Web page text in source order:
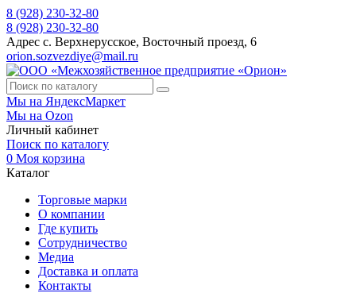
8 (928) 230-32-80
8 (928) 230-32-80
Адрес с. Верхнерусское, Восточный проезд, 6
orion.sozvezdiye@mail.ru
Мы на ЯндексМаркет
Мы на Ozon
Личный кабинет
Поиск по каталогу
0 Моя корзина
Каталог
Торговые марки
О компании
Где купить
Сотрудничество
Медиа
Доставка и оплата
Контакты